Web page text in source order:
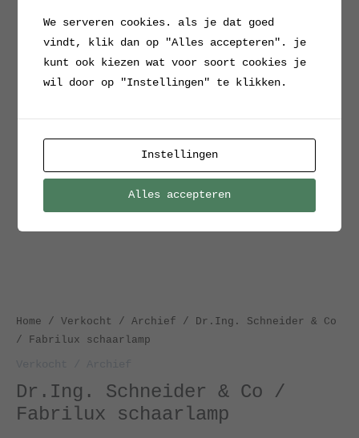
Home / Verkocht / Archief / Dr.Ing. Schneider & Co
/ Fabrilux schaarlamp
Dr.Ing. Schneider & Co /
Fabrilux schaarlamp
We serveren cookies. als je dat goed
vindt, klik dan op "Alles accepteren". je
kunt ook kiezen wat voor soort cookies je
wil door op "Instellingen" te klikken.
Instellingen
Alles accepteren